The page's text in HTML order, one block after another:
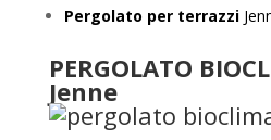
Pergolato per terrazzi
PERGOLATO
Jenne